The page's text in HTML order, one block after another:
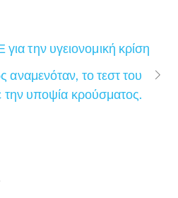
την υγειονομική κρίση
αναμενόταν, το τεστ του
την υποψία κρούσματος.